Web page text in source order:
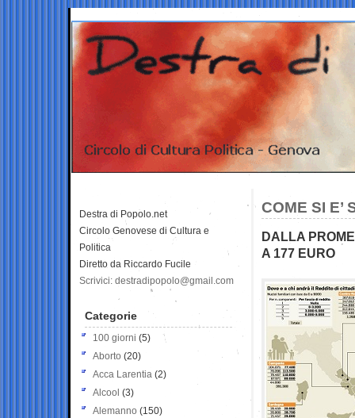
COME SI E’
DALLA
A 177 EURO
Destra di Popolo.net
Circolo Genovese di Cultura e
Politica
Diretto da Riccardo Fucile
Scrivici: destradipopolo@gmail.com
Categorie
100 giorni (5)
Aborto (20)
Acca Larentia (2)
Alcool (3)
Alemanno (150)